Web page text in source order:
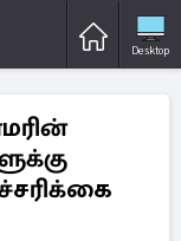
Desktop